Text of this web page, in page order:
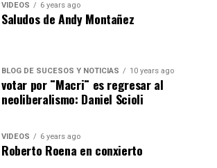
VIDEOS 6 years ago
Saludos de Andy Montañez
BLOG DE SUCESOS Y NOTICIAS 10 years ago
votar por ¨Macri¨ es regresar al
neoliberalismo: Daniel Scioli
VIDEOS 6 years ago
Roberto Roena en conxierto